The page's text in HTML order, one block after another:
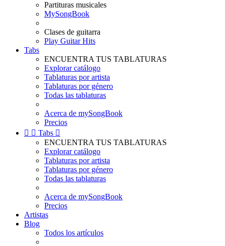
Partituras musicales
MySongBook
Clases de guitarra
Play Guitar Hits
Tabs
ENCUENTRA TUS TABLATURAS
Explorar catálogo
Tablaturas por artista
Tablaturas por género
Todas las tablaturas
Acerca de mySongBook
Precios
  Tabs 
ENCUENTRA TUS TABLATURAS
Explorar catálogo
Tablaturas por artista
Tablaturas por género
Todas las tablaturas
Acerca de mySongBook
Precios
Artistas
Blog
Todos los artículos